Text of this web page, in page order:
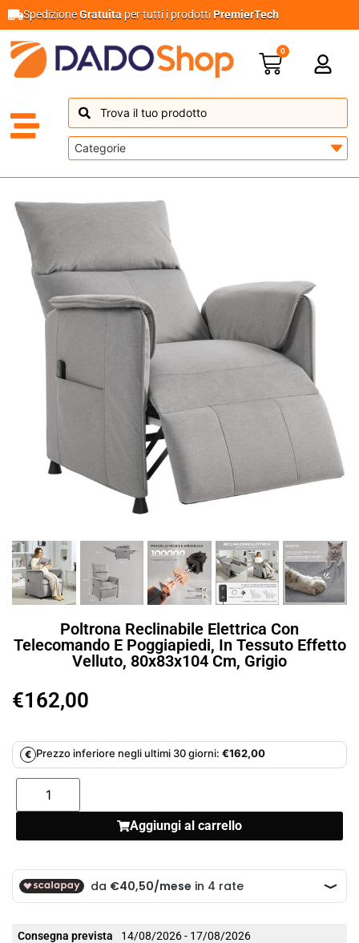
SpedizioneGratuita per tutti i prodottiPremierTech
0
Poltrona Reclinabile Elettrica Con
Telecomando E Poggiapiedi, In Tessuto Effetto
Velluto, 80x83x104 Cm, Grigio
€162,00
€ Prezzo inferiore negli ultimi 30 giorni: €162,00
Aggiungi al carrello
Consegna prevista 14/08/2026 - 17/08/2026